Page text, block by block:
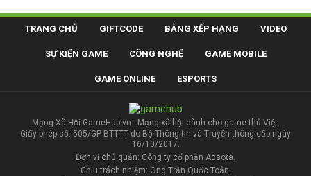
TRANG CHỦ GIFTCODE BẢNG XẾP HẠNG VIDEO
SỰ KIỆN GAME CÔNG NGHỆ GAME MOBILE
GAME ONLINE ESPORTS
Mạng Xã Hội GameHub.vn - Mạng xã hội dành cho game thủ Việt.
Giấy phép số: 505/GP-BTTTT do Bộ Thông tin và Truyền thông cấp ngày
16/10/2017.
Đơn vị chủ quản: Công ty cổ phần Adsota.
Chịu trách nhiệm: Ông Trần Quốc Toản.